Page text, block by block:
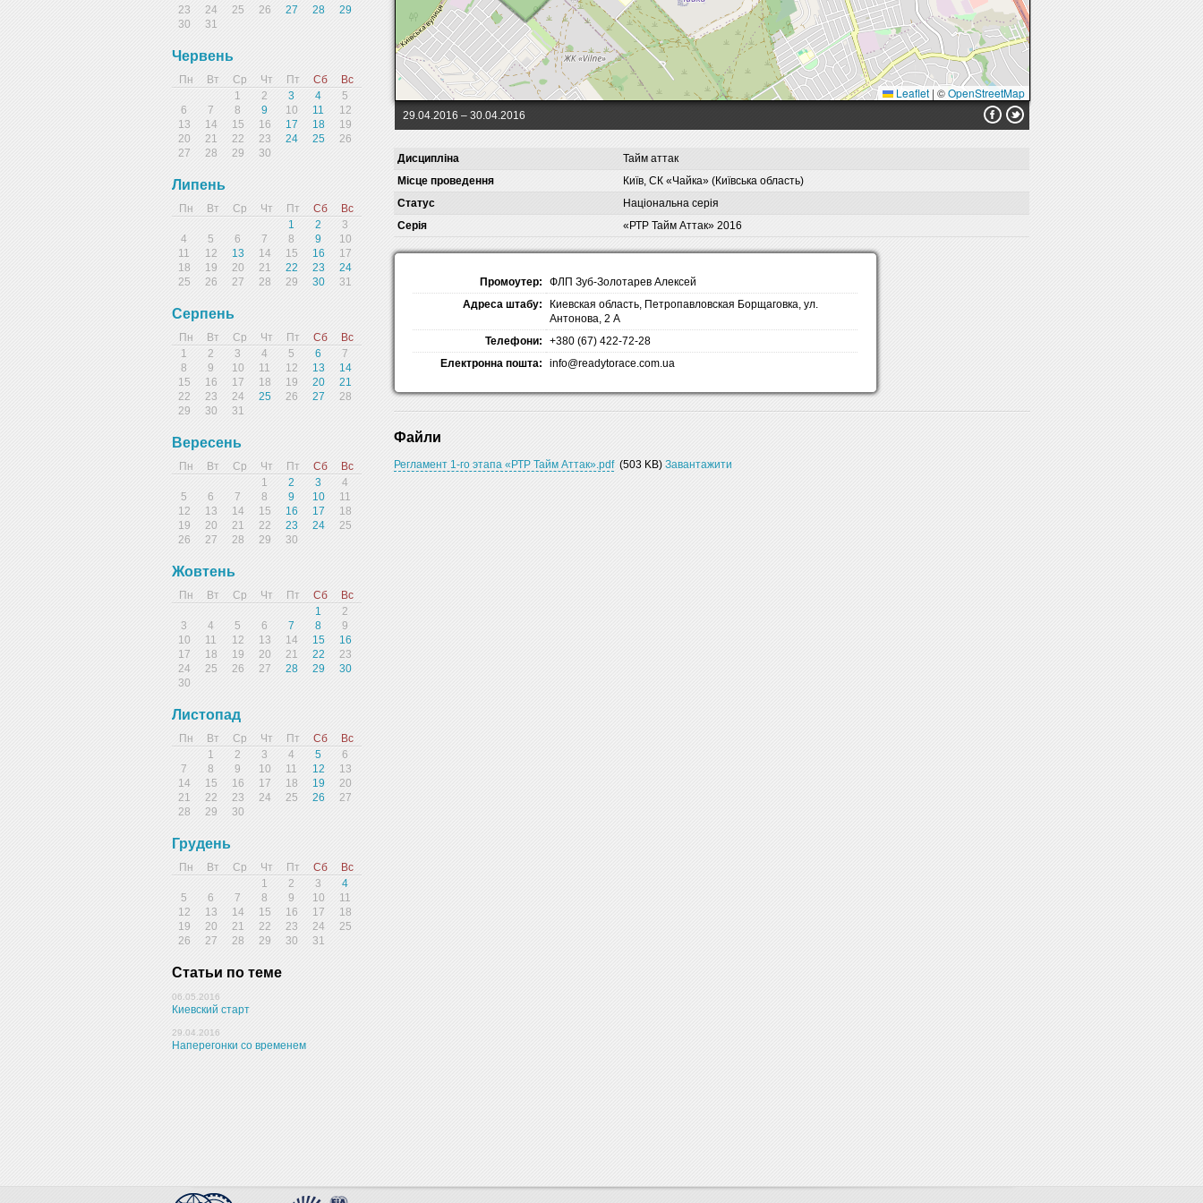
23
24 25 26 27 28
29
30
31
Червень
Пн Вт Ср Чт Пт Сб
Вс
1
2 3 4
5
6
7 8 9 10 11
12
13
14 15 16 17 18
19
20
21 22 23 24 25
26
27
28 29 30
Липень
Пн Вт Ср Чт Пт Сб
Вс
1
2
3
4
5 6 7 8 9
10
11
12 13 14 15 16
17
18
19 20 21 22 23
24
25
26 27 28 29 30 31
Серпень
Пн Вт Ср Чт Пт Сб
Вс
1
2 3 4 5 6
7
8
9 10 11 12 13
14
15
16 17 18 19 20
21
22
23 24 25 26 27
28
29
30 31
Вересень
Пн Вт Ср Чт Пт Сб
Вс
1
2 3
4
5
6 7 8 9 10
11
12
13 14 15 16 17
18
19
20 21 22 23 24
25
26
27 28 29 30
Жовтень
Пн Вт Ср Чт Пт Сб
Вс
1
2
3
4 5 6 7 8
9
10
11 12 13 14 15
16
17
18 19 20 21 22
23
24
25 26 27 28 29
30
30
Листопад
Пн Вт Ср Чт Пт Сб
Вс
1
2 3 4 5
6
7
8 9 10 11 12
13
14
15 16 17 18 19
20
21
22 23 24 25 26
27
28
29 30
Грудень
Пн Вт Ср Чт Пт Сб
Вс
1
2 3
4
5
6 7 8 9 10
11
12
13 14 15 16 17
18
19
20 21 22 23 24
25
26
27 28 29 30 31
Статьи по теме
06.05.2016
Киевский старт
29.04.2016
Наперегонки со временем
Leaflet | ©OpenStreetMap
29.04.2016 – 30.04.2016
Дисципліна
Тайм аттак
Місце проведення
Київ, СК «Чайка» (Київська область)
Статус
Національна серія
Серія
«РТР Тайм Аттак» 2016
Промоутер:
ФЛП Зуб-Золотарев Алексей
Адреса штабу:
Киевская область, Петропавловская Борщаговка, ул.
Антонова, 2 А
Телефони:
+380 (67) 422-72-28
Електронна пошта:
info@readytorace.com.ua
Файли
Регламент 1-го этапа «РТР Тайм Аттак».pdf (503 KB)Завантажити